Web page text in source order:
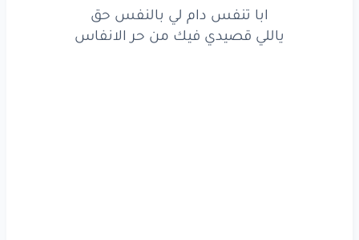
ابا تنفس دام لي بالنفس حق
ياللي قصيدي فيك من حر الانفاس